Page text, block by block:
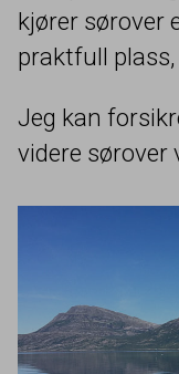
kjører sørover
praktfull
Jeg kan
videre sørover